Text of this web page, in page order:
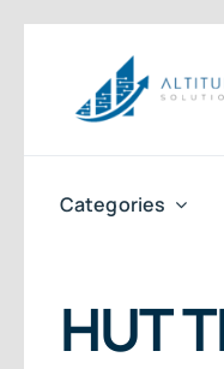
content
Categories
HUT